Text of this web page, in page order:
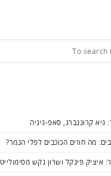
קרוננברג, סאפ-גיגיה
מה חוזים הכוכבים לפלי הנמר?
פינקל ושרון נקש מסימולייט